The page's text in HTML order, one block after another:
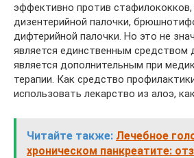
эффективно против стафилококков,
дизентерийной палочки,
дифтерийной палочки. Но это не
является единственным средством
является дополнительным при
терапии. Как средство
использовать лекарство из алоэ,
Читайте также: Лечебное
хроническом панкреатите: